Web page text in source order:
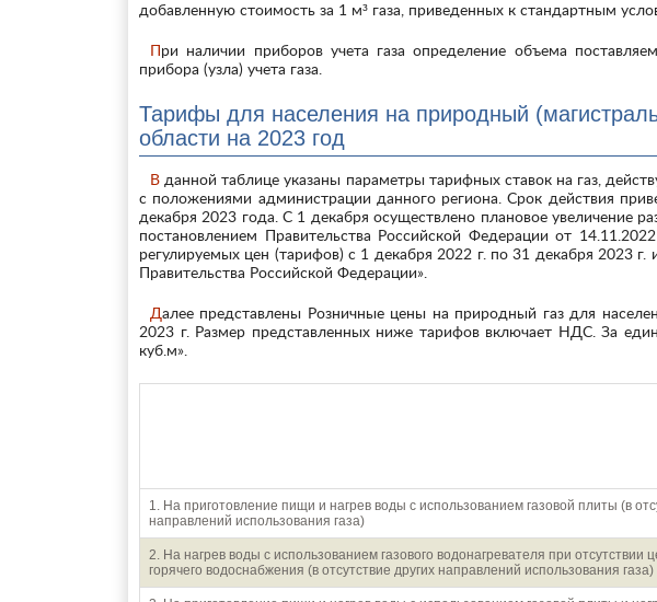
добавленную стоимость за 1 м³ газа, приведенных к стандартным
прибора (узла) учета газа.
Тарифы для населения на природный
области на 2023 год
В данной таблице указаны параметры тарифных ставок на газ, действующие с 1 декабря 2022 г. в соответствии
с положениями администрации данного региона. Срок действия
декабря 2023 года. С 1 декабря осуществлено плановое увеличение
постановлением Правительства Российской Федерации от
регулируемых цен (тарифов) с 1 декабря 2022 г. по 31 декабря 2023
Правительства Российской Федерации».
Далее представлены Розничные цены на природный газ для населения Ульяновска и Ульяновской области на
2023 г. Размер представленных ниже тарифов включает НДС. За
куб.м».
1. На приготовление пищи и нагрев воды с использованием газовой плиты (в
направлений использования газа)
2. На нагрев воды с использованием газового водонагревателя при отсутствии
горячего водоснабжения (в отсутствие других направлений использования газа)